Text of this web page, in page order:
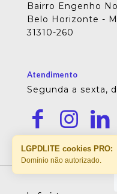
Bairro Engenho
Belo Horizonte -
31310-260
Atendimento
Segunda a sexta,
LGPDLITE cookies PRO:
Domínio não autorizado.